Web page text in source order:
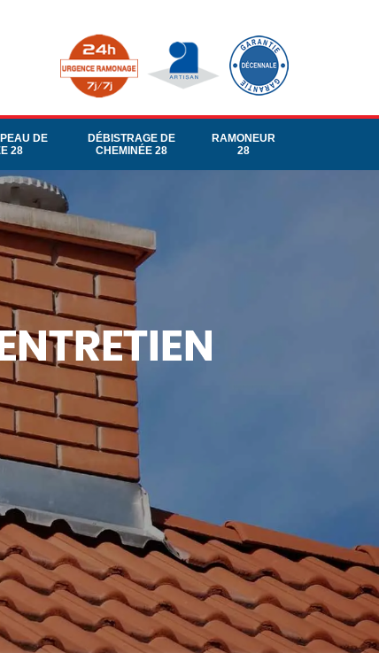
DE
28
DÉBISTRAGE DE
CHEMINÉE 28
RAMONEUR
28